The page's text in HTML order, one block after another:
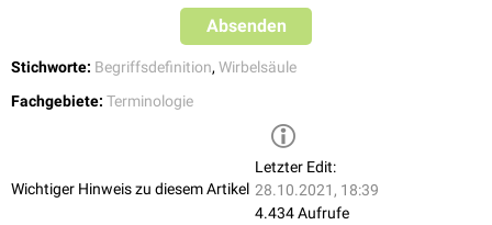
Absenden
Stichworte: Begriffsdefinition, Wirbelsäule
Fachgebiete: Terminologie
Wichtiger Hinweis zu diesem Artikel
Letzter Edit:
28.10.2021, 18:39
4.434 Aufrufe